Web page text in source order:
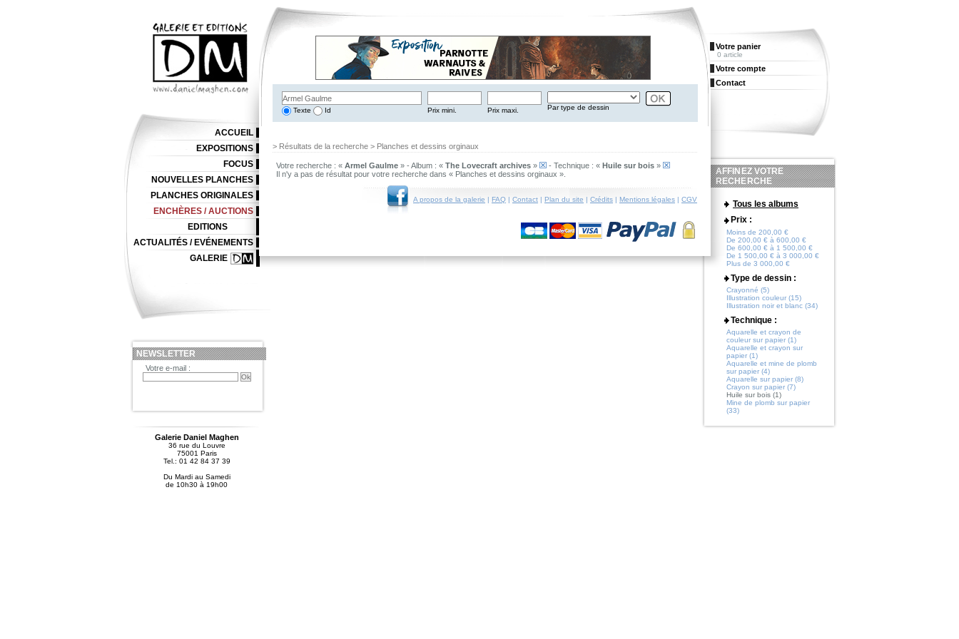
Texte Id Prix mini. Prix maxi. Par type de dessin
> Résultats de la recherche > Planches et dessins orginaux
Votre recherche : « Armel Gaulme » - Album : « The Lovecraft archives » - Technique : « Huile sur bois »
Il n'y a pas de résultat pour votre recherche dans « Planches et dessins orginaux ».
A propos de la galerie | FAQ | Contact | Plan du site | Crédits | Mentions légales | CGV
ACCUEIL
EXPOSITIONS
FOCUS
NOUVELLES PLANCHES
PLANCHES ORIGINALES
ENCHÈRES / AUCTIONS
EDITIONS
ACTUALITÉS / EVÉNEMENTS
GALERIE
NEWSLETTER
Votre e-mail :
Galerie Daniel Maghen
36 rue du Louvre
75001 Paris
Tel.: 01 42 84 37 39
Du Mardi au Samedi
de 10h30 à 19h00
Votre panier
0 article
Votre compte
Contact
AFFINEZ VOTRE
RECHERCHE
Tous les albums
Prix :
Moins de 200,00 €
De 200,00 € à 600,00 €
De 600,00 € à 1 500,00 €
De 1 500,00 € à 3 000,00 €
Plus de 3 000,00 €
Type de dessin :
Crayonné (5)
Illustration couleur (15)
Illustration noir et blanc (34)
Technique :
Aquarelle et crayon de
couleur sur papier (1)
Aquarelle et crayon sur
papier (1)
Aquarelle et mine de plomb
sur papier (4)
Aquarelle sur papier (8)
Crayon sur papier (7)
Huile sur bois (1)
Mine de plomb sur papier
(33)